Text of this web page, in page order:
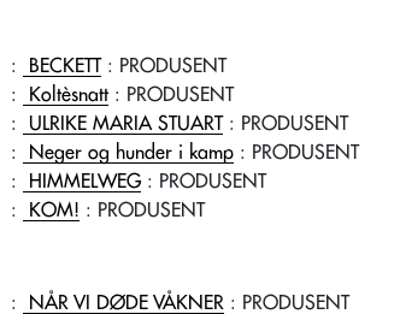
: BECKETT: PRODUSENT
: Koltèsnatt : PRODUSENT
: ULRIKE MARIA STUART: PRODUSENT
: Neger og hunder i kamp : PRODUSENT
: HIMMELWEG: PRODUSENT
: KOM! : PRODUSENT
: NÅR VI DØDE VÅKNER : PRODUSENT